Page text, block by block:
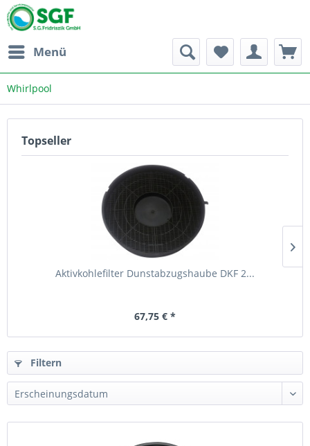
Menü
Whirlpool
Topseller
Aktivkohlefilter Dunstabzugshaube DKF 2...
67,75 € *
Filtern